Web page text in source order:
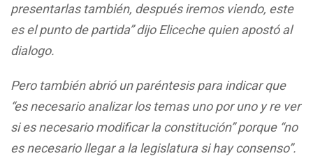
presentarlas también, después iremos viendo, este
es el punto de partida” dijo Eliceche quien apostó al
dialogo.
Pero también abrió un paréntesis para indicar que
“es necesario analizar los temas uno por uno y re ver
si es necesario modificar la constitución” porque “no
es necesario llegar a la legislatura si hay consenso”.